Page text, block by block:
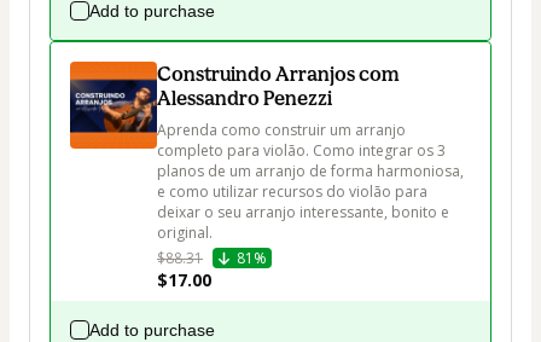
Add to purchase
Construindo Arranjos com
Alessandro Penezzi
Aprenda como construir um arranjo
completo para violão. Como integrar os 3
planos de um arranjo de forma harmoniosa,
e como utilizar recursos do violão para
deixar o seu arranjo interessante, bonito e
original.
$88.31
81%
$17.00
Add to purchase